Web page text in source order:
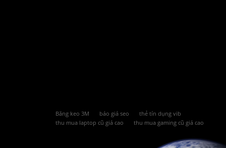
Băng keo 3M báo giá seo
thẻ tín dụng vib
thu mua laptop cũ giá cao
thu mua gaming cũ giá cao